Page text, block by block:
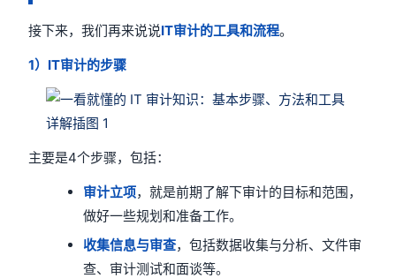
接下来，我们再来说说IT审计的工具和流程。
1）IT审计的步骤
主要是4个步骤，包括：
审计立项，就是前期了解下审计的目标和范围，
做好一些规划和准备工作。
收集信息与审查，包括数据收集与分析、文件审
查、审计测试和面谈等。